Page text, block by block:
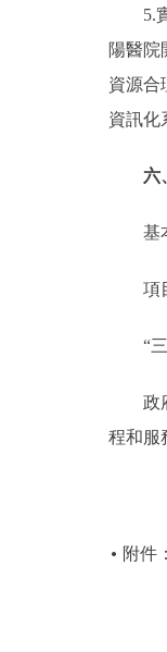
5.實
陽醫院
資源合
資訊化
六、
基本
項目
“三公
政府
程和服
附件